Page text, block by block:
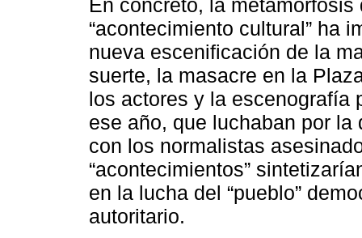
En concreto, la
“acontecimiento cultural” ha
nueva escenificación de la
suerte, la masacre en la
los actores y la escenografía
ese año, que luchaban por
con los normalistas
“acontecimientos”
en la lucha del “pueblo”
autoritario.